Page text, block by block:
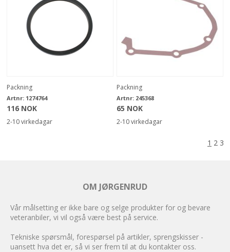
Packning
Artnr: 1274764
116 NOK
2-10 virkedagar
Packning
Artnr: 245368
65 NOK
2-10 virkedagar
1 2 3
OM JØRGENRUD
Vår målsetting er ikke bare og selge produkter for og bevare
veteranbiler, vi vil også være best på service.
Tekniske spørsmål, forespørsel på artikler, sprengskisser -
uansett hva det er, så vi ser frem til at du kontakter oss.